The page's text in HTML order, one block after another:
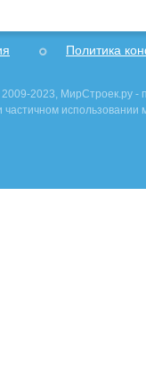
Политика
2023, МирСтроек.ру -
использовании